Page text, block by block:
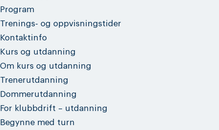
Program
Trenings- og oppvisningstider
Kontaktinfo
Kurs og utdanning
Om kurs og utdanning
Trenerutdanning
Dommerutdanning
For klubbdrift – utdanning
Begynne med turn